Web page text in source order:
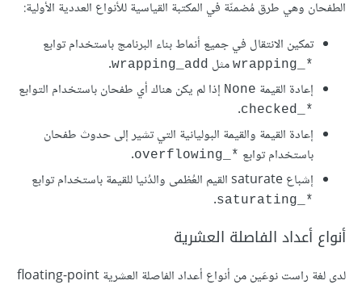
الطفحان وهي طرق مُضمنّة في المكتبة القياسية للأنواع العددية الأولية:
تمكين الانتقال في جميع أنماط بناء البرنامج باستخدام توابع
wrapping_*‎ مثل wrapping_add
.
إعادة القيمة None إذا لم يكن هناك أي طفحان باستخدام التوابع
checked_*‎
.
إعادة القيمة والقيمة البوليانية التي تشير إلى حدوث طفحان
باستخدام توابع overflowing_*‎
.
إشباع saturate القيم العُظمى والدُنيا للقيمة باستخدام توابع
saturating_*‎
.
أنواع أعداد الفاصلة العشرية
لدى لغة راست نوعَين من أنواع أعداد الفاصلة العشرية floating-point